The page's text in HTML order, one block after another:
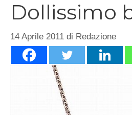
Dollissimo
14 Aprile 2011 di Redazione